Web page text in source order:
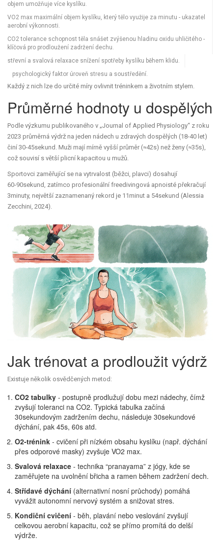
objem umožňuje více kyslíku.
VO2 max maximální objem kyslíku, který tělo využije za minutu - ukazatel
aerobní výkonnosti.
CO2 tolerance schopnost těla snášet zvýšenou hladinu oxidu uhličitého -
klíčová pro prodloužení zadržení dechu.
střevní a svalová relaxace snížení spotřeby kyslíku během klidu.
psychologický faktor úroveň stresu a soustředění.
Každý z nich lze do určité míry ovlivnit tréninkem a životním stylem.
Průměrné hodnoty u dospělých
Podle výzkumu publikovaného v „Journal of Applied Physiology“ z roku
2023 průměrná výdrž na jeden nádech u zdravých dospělých (18‑40 let)
činí 30‑45sekund. Muži mají mírně vyšší průměr (≈42s) než ženy (≈35s),
což souvisí s větší plicní kapacitou u mužů.
Sportovci zaměřující se na vytrvalost (běžci, plavci) dosahují
60‑90sekund, zatímco profesionální freedivingová apnoisté překračují
3minuty, největší zaznamenaný rekord je 11minut a 54sekund (Alessia
Zecchini, 2024).
Jak trénovat a prodloužit výdrž
Existuje několik osvědčených metod:
CO2 tabulky - postupně prodlužují dobu mezi nádechy, čímž
zvyšují toleranci na CO2. Typická tabulka začíná
30sekundovým zadržením dechu, následuje 30sekundové
dýchání, pak 45s, 60s atd.
O2‑trénink - cvičení při nízkém obsahu kyslíku (např. dýchání
přes odporové masky) zvyšuje VO2 max.
Svalová relaxace - technika “pranayama” z jógy, kde se
zaměřujete na uvolnění břicha a ramen během zadržení dech.
Střídavé dýchání (alternativní nosní průchody) pomáhá
vyvážit autonomní nervový systém a snižovat stres.
Kondiční cvičení - běh, plavání nebo veslování zvyšují
celkovou aerobní kapacitu, což se přímo promítá do delší
výdrže.